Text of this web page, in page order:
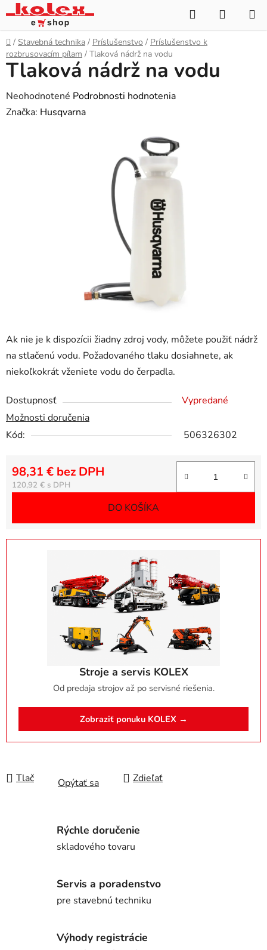
Prejsť
na
obsah
Hľadať
KOŠÍK
Domov
/ Stavebná technika / Príslušenstvo / Príslušenstvo k
rozbrusovacím pílam / Tlaková nádrž na vodu
Ak nie je k dispozícii žiadny zdroj vody, môžete použiť nádrž
na stlačenú vodu. Požadovaného tlaku dosiahnete, ak
niekoľkokrát vženiete vodu do čerpadla.
Dostupnosť
Vypredané
Možnosti doručenia
Kód:
506326302
120,92 €
98,31 € bez DPH
DO KOŠÍKA
Stroje a servis KOLEX
Od predaja strojov až po servisné riešenia.
Zobraziť ponuku KOLEX →
Tlač Opýtať sa Zdieľať
Tlaková nádrž na vodu
Priemerné
hodnotenie
Neohodnotené Podrobnosti hodnotenia
Značka: Husqvarna
Rýchle doručenie
skladového tovaru
Servis a poradenstvo
pre stavebnú techniku
Výhody registrácie